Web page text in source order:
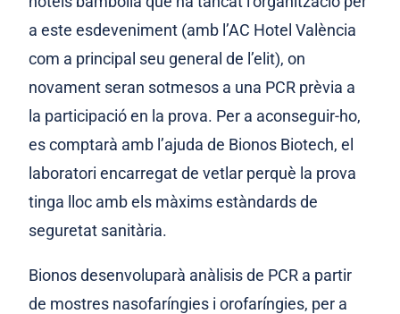
a este esdeveniment (amb l’AC Hotel València
com a principal seu general de l’elit), on
novament seran sotmesos a una PCR prèvia a
la participació en la prova. Per a aconseguir-ho,
es comptarà amb l’ajuda de Bionos Biotech, el
laboratori encarregat de vetlar perquè la prova
tinga lloc amb els màxims estàndards de
seguretat sanitària.
Bionos desenvoluparà anàlisis de PCR a partir
de mostres nasofaríngies i orofaríngies, per a